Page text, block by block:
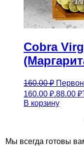
Cobra
160.00₽
160.00 ₽.88.00 ₽
В корзину
Мы всегда готовы